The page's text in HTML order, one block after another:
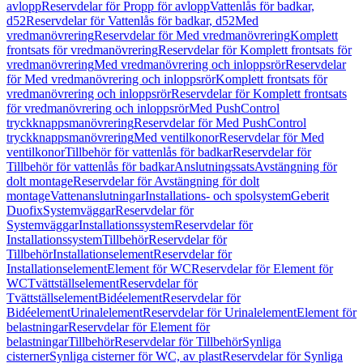
avloppReservdelar för Propp för avloppVattenlås för badkar,
d52Reservdelar för Vattenlås för badkar, d52Med
vredmanövreringReservdelar för Med vredmanövreringKomplett
frontsats för vredmanövreringReservdelar för Komplett frontsats för
vredmanövreringMed vredmanövrering och inloppsrörReservdelar
för Med vredmanövrering och inloppsrörKomplett frontsats för
vredmanövrering och inloppsrörReservdelar för Komplett frontsats
för vredmanövrering och inloppsrörMed PushControl
tryckknappsmanövreringReservdelar för Med PushControl
tryckknappsmanövreringMed ventilkonorReservdelar för Med
ventilkonorTillbehör för vattenlås för badkarReservdelar för
Tillbehör för vattenlås för badkarAnslutningssatsAvstängning för
dolt montageReservdelar för Avstängning för dolt
montageVattenanslutningarInstallations- och spolsystemGeberit
DuofixSystemväggarReservdelar för
SystemväggarInstallationssystemReservdelar för
InstallationssystemTillbehörReservdelar för
TillbehörInstallationselementReservdelar för
InstallationselementElement för WCReservdelar för Element för
WCTvättställselementReservdelar för
TvättställselementBidéelementReservdelar för
BidéelementUrinalelementReservdelar för UrinalelementElement för
belastningarReservdelar för Element för
belastningarTillbehörReservdelar för TillbehörSynliga
cisternerSynliga cisterner för WC, av plastReservdelar för Synliga